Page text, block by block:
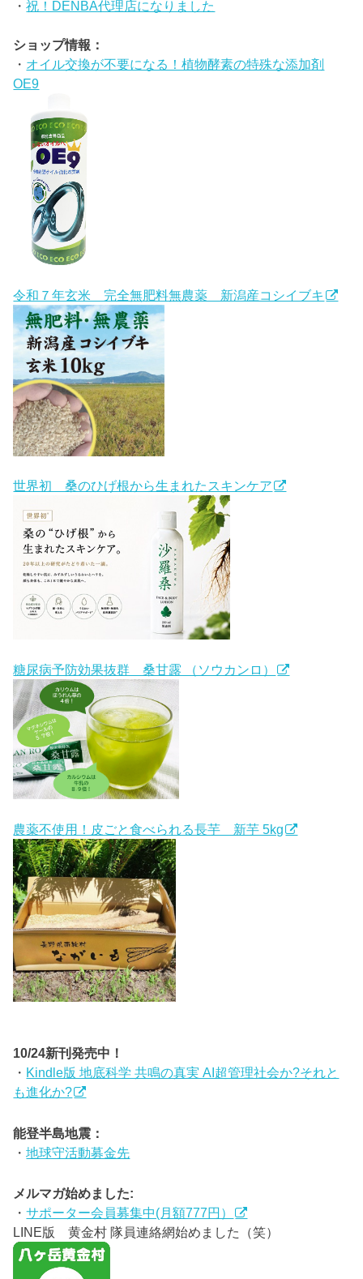
・祝！DENBA代理店になりました
ショップ情報：
・ オイル交換が不要になる！植物酵素の特殊な添加剤
OE9
令和７年玄米 完全無肥料無農薬 新潟産コシイブキ
世界初 桑のひげ根から生まれたスキンケア
糖尿病予防効果抜群 桑甘露 （ソウカンロ）
農薬不使用！皮ごと食べられる長芋 新芋 5kg
10/24新刊発売中！
・ Kindle版 地底科学 共鳴の真実 AI超管理社会か?それと
も進化か?
能登半島地震：
・地球守活動募金先
メルマガ始めました:
・サポーター会員募集中(月額777円）
LINE版 黄金村 隊員連絡網始めました（笑）